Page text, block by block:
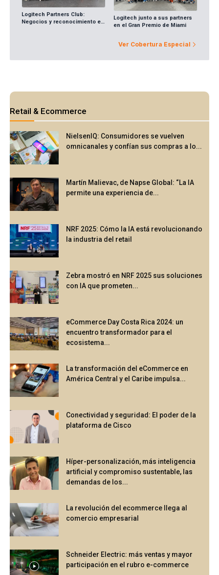
Logitech Partners Club:
Negocios y reconocimiento en
Logitech junto a sus partners
en el Gran Premio de Miami
Ver Cobertura Especial
Retail & Ecommerce
NielsenIQ: Consumidores se vuelven
omnicanales y confían sus compras a lo...
Martín Malievac, de Napse Global: “La IA
permite una experiencia de...
NRF 2025: Cómo la IA está revolucionando
la industria del retail
Zebra mostró en NRF 2025 sus soluciones
con IA que prometen...
eCommerce Day Costa Rica 2024: un
encuentro transformador para el
ecosistema...
La transformación del eCommerce en
América Central y el Caribe impulsa...
Conectividad y seguridad: El poder de la
plataforma de Cisco
Híper-personalización, más inteligencia
artificial y compromiso sustentable, las
demandas de los...
La revolución del ecommerce llega al
comercio empresarial
Schneider Electric: más ventas y mayor
participación en el rubro e-commerce